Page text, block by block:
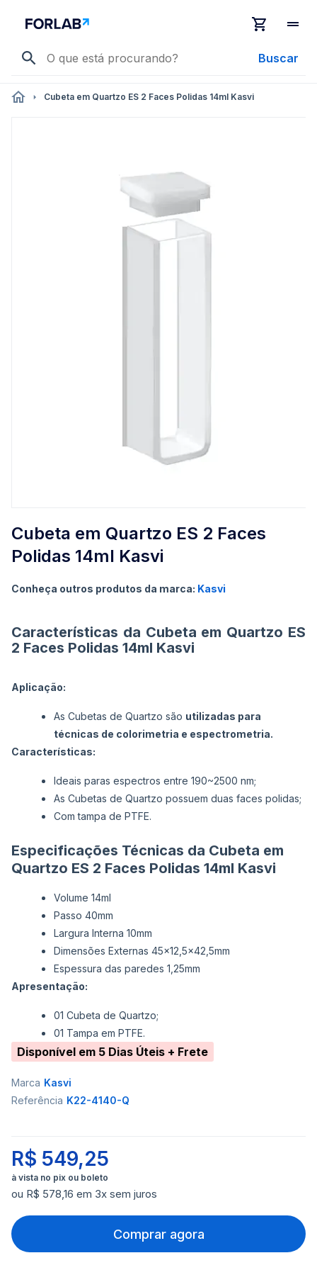
Buscar
Cubeta em Quartzo ES 2 Faces Polidas 14ml Kasvi
para
o
início
Galeria
Cubeta em Quartzo ES 2 Faces
Polidas 14ml Kasvi
Conheça outros produtos da marca: Kasvi
Características da Cubeta em Quartzo ES
2 Faces Polidas 14ml Kasvi
Aplicação:
As Cubetas de Quartzo são utilizadas para
técnicas de colorimetria e espectrometria.
Características:
Ideais paras espectros entre 190~2500 nm;
As Cubetas de Quartzo possuem duas faces polidas;
Com tampa de PTFE.
Especificações Técnicas da Cubeta em
Quartzo ES 2 Faces Polidas 14ml Kasvi
Volume 14ml
Passo 40mm
Largura Interna 10mm
Dimensões Externas 45x12,5x42,5mm
Espessura das paredes 1,25mm
Apresentação:
01 Cubeta de Quartzo;
01 Tampa em PTFE.
Disponível em 5 Dias Úteis + Frete
Marca Kasvi
Referência K22-4140-Q
R$ 549,25
ou R$ 578,16 em 3x sem juros
Comprar agora